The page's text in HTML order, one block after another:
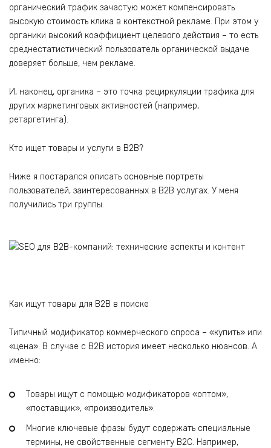
органический трафик зачастую может компенсировать
высокую стоимость клика в контекстной рекламе. При этом у
органики высокий коэффициент целевого действия – то есть
среднестатистический пользователь органической выдаче
доверяет больше, чем рекламе.
И, наконец, органика – это точка рециркуляции трафика для
других маркетинговых активностей (например,
ретаргетинга).
Кто ищет товары и услуги в B2B?
Ниже я постарался описать основные портреты
пользователей, заинтересованных в B2B услугах. У меня
получились три группы:
Как ищут товары для B2B в поиске
Типичный модификатор коммерческого спроса – «купить» или
«цена». В случае с B2B история имеет несколько нюансов. А
именно:
Товары ищут с помощью модификаторов «оптом»,
«поставщик», «производитель».
Многие ключевые фразы будут содержать специальные
термины, не свойственные сегменту B2C. Например,